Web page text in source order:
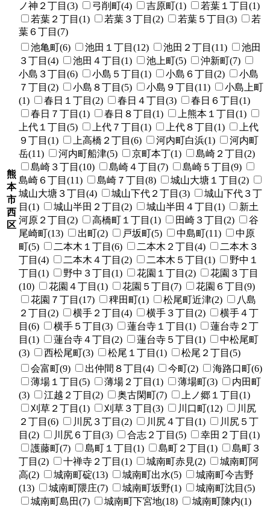
ノ神２丁目(3) 弓削町(4) 吉原町(1)
若葉１丁目(1)
若葉２丁目(1)
若葉３丁目(2) 若葉５丁目(3)
若
葉６丁目(7)
熊
本
市
西
区
池亀町(6) 池田１丁目(12) 池田２丁目(11)
池田
３丁目(4)
池田４丁目(1) 池上町(5)
沖新町(7)
小島３丁目(6)
小島５丁目(1) 小島６丁目(2)
小島
７丁目(2)
小島８丁目(5) 小島９丁目(11)
小島上町
(1)
春日１丁目(2) 春日４丁目(3)
春日６丁目(1)
春日７丁目(1)
春日８丁目(1)
上熊本１丁目(1)
上代１丁目(5)
上代７丁目(1) 上代８丁目(1)
上代
９丁目(1)
上高橋２丁目(6) 河内町白浜(1)
河内町
岳(11)
河内町船津(5) 京町本丁(1)
島崎２丁目(2)
島崎３丁目(10)
島崎４丁目(7)
島崎５丁目(9)
島崎６丁目(11)
島崎７丁目(8)
城山大塘１丁目(2)
城山大塘３丁目(4)
城山下代２丁目(3)
城山下代３丁
目(1)
城山半田２丁目(2) 城山半田４丁目(1)
新土
河原２丁目(2)
高橋町１丁目(1) 田崎３丁目(2)
谷
尾崎町(13)
出町(2) 戸坂町(5) 中島町(11)
中原
町(5)
二本木１丁目(6) 二本木２丁目(4)
二本木３
丁目(4)
二本木４丁目(2) 二本木５丁目(1)
野中１
丁目(1)
野中３丁目(1) 花園１丁目(2)
花園３丁目
(10)
花園４丁目(1) 花園５丁目(7)
花園６丁目(9)
花園７丁目(17)
稗田町(1) 松尾町近津(2)
八島
２丁目(2)
横手２丁目(4) 横手３丁目(2)
横手４丁
目(6)
横手５丁目(3) 蓮台寺１丁目(1)
蓮台寺２丁
目(1)
蓮台寺４丁目(2) 蓮台寺５丁目(1)
中松尾町
(3)
西松尾町(3) 松尾１丁目(1) 松尾２丁目(5)
会富町(9) 出仲間８丁目(4) 今町(2)
海路口町(6)
薄場１丁目(5)
薄場２丁目(1) 薄場町(3)
内田町
(3)
江越２丁目(2) 奥古閑町(7)
上ノ郷１丁目(1)
刈草２丁目(1)
刈草３丁目(3) 川口町(12)
川尻
２丁目(6)
川尻３丁目(2) 川尻４丁目(1)
川尻５丁
目(2)
川尻６丁目(3) 合志２丁目(5)
幸田２丁目(1)
護藤町(7)
島町１丁目(1) 島町２丁目(1)
島町３
丁目(2)
十禅寺２丁目(1) 城南町赤見(2)
城南町阿
高(2)
城南町碇(13) 城南町出水(5)
城南町今吉野
(13)
城南町隈庄(7) 城南町坂野(1)
城南町沈目(5)
城南町島田(7)
城南町下宮地(18)
城南町陳内(1)